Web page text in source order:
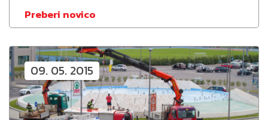
Preberi novico
09. 05. 2015